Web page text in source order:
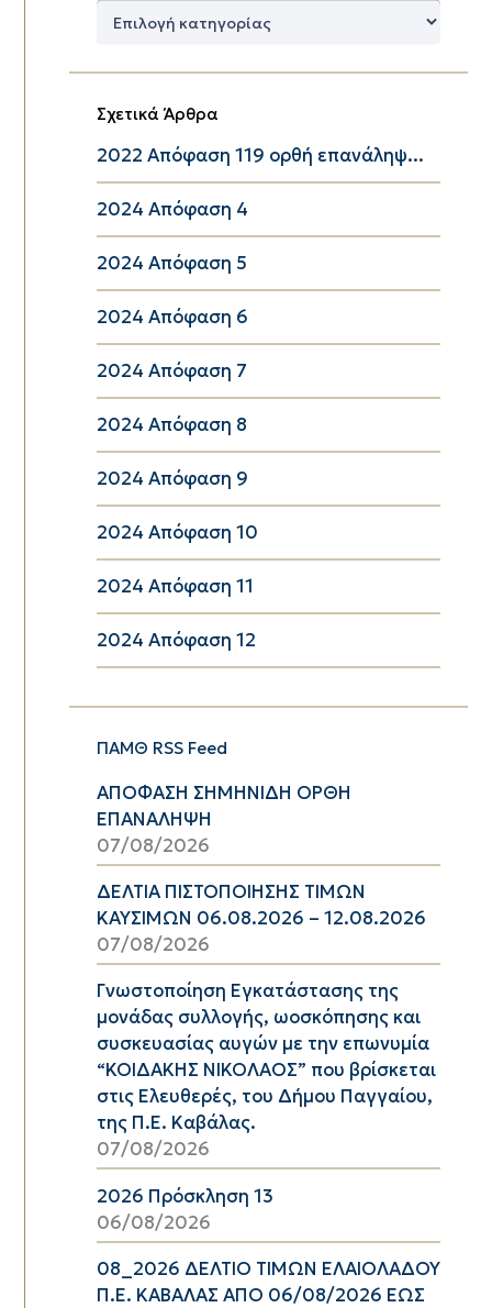
Δημοφιλείς
Σχετικά Άρθρα
2022 Απόφαση 119 ορθή επανάληψ...
2024 Απόφαση 4
2024 Απόφαση 5
2024 Απόφαση 6
2024 Απόφαση 7
2024 Απόφαση 8
2024 Απόφαση 9
2024 Απόφαση 10
2024 Απόφαση 11
2024 Απόφαση 12
ΠΑΜΘ RSS Feed
ΑΠΟΦΑΣΗ ΣΗΜΗΝΙΔΗ ΟΡΘΗ
ΕΠΑΝΑΛΗΨΗ
07/08/2026
ΔΕΛΤΙΑ ΠΙΣΤΟΠΟΙΗΣΗΣ ΤΙΜΩΝ
ΚΑΥΣΙΜΩΝ 06.08.2026 – 12.08.2026
07/08/2026
Γνωστοποίηση Εγκατάστασης της
μονάδας συλλογής, ωοσκόπησης και
συσκευασίας αυγών με την επωνυμία
“ΚΟΙΔΑΚΗΣ ΝΙΚΟΛΑΟΣ” που βρίσκεται
στις Ελευθερές, του Δήμου Παγγαίου,
της Π.Ε. Καβάλας.
07/08/2026
2026 Πρόσκληση 13
06/08/2026
08_2026 ΔΕΛΤΙΟ ΤΙΜΩΝ ΕΛΑΙΟΛΑΔΟΥ
Π.Ε. ΚΑΒΑΛΑΣ ΑΠΟ 06/08/2026 ΕΩΣ